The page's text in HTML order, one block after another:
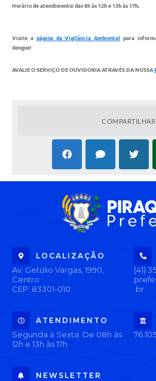
Horário de atendimento: das 8h às 12h e 13h às 17h.
Visite a página da Vigilância Ambiental para
dengue!
AVALIE O SERVIÇO DE OUVIDORIA ATRAVÉS DA NOSSA
COMPARTILHAR
LOCALIZAÇÃO
Av. Getúlio Vargas, 1990,
Centro
CEP: 83301-010
(41)
.br
ATENDIMENTO
Segunda à Sexta: De 08h às
12h e 13h às 17h
NEWSLETTER